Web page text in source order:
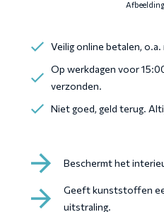
Veilig online betalen, o.a.
Op werkdagen voor
verzonden.
Niet goed, geld terug.
Beschermt het
Geeft kunststoffen
uitstraling.